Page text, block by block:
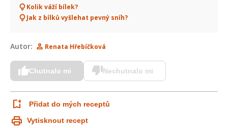
Kolik váží bílek?
Jak z bílků vyšlehat pevný sníh?
Autor: Renata Hřebíčková
Chutnalo mi Nechutnalo mi
Přidat do mých receptů
Vytisknout recept